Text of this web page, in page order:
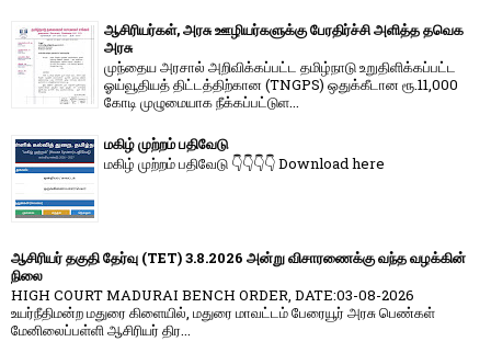
ஆசிரியர்கள், அரசு ஊழியர்களுக்கு பேரதிர்ச்சி அளித்த தவெக
அரசு
முந்தைய அரசால் அறிவிக்கப்பட்ட தமிழ்நாடு உறுதிளிக்கப்பட்ட
ஓய்வூதியத் திட்டத்திற்கான (TNGPS) ஒதுக்கீடான ரூ.11,000
கோடி முழுமையாக நீக்கப்பட்டுள...
மகிழ் முற்றம் பதிவேடு
மகிழ் முற்றம் பதிவேடு 👇👇👇👇 Download here
ஆசிரியர் தகுதி தேர்வு (TET) 3.8.2026 அன்று விசாரணைக்கு வந்த வழக்கின்
நிலை
HIGH COURT MADURAI BENCH ORDER, DATE:03-08-2026
உயர்நீதிமன்ற மதுரை கிளையில், மதுரை மாவட்டம் பேரையூர் அரசு பெண்கள்
மேனிலைப்பள்ளி ஆசிரியர் திர...